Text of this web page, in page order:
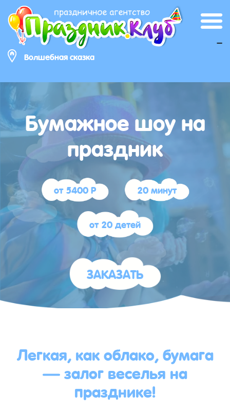
Волшебная сказка
_
Бумажное шоу на
праздник
от 5400 Р
20 минут
от 20 детей
ЗАКАЗАТЬ
Легкая, как облако, бумага
— залог веселья на
празднике!